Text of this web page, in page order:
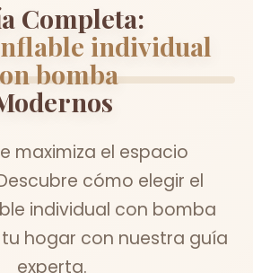
Completa:
individual
bomba
maximiza el espacio
cómo elegir el
individual con bomba
hogar con nuestra guía
experta.